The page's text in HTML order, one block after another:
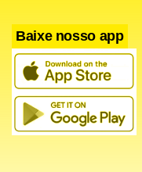
“Os números da
Baixe nosso app